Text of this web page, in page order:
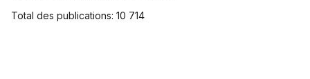
Total des publications: 10 714